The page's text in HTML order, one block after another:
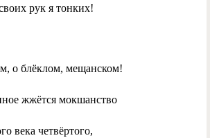
рук я тонких!
о блёклом, мещанском!
жжётся мокшанство
века четвёртого,